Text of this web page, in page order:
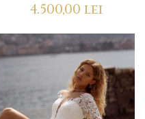
4.500,00 lei